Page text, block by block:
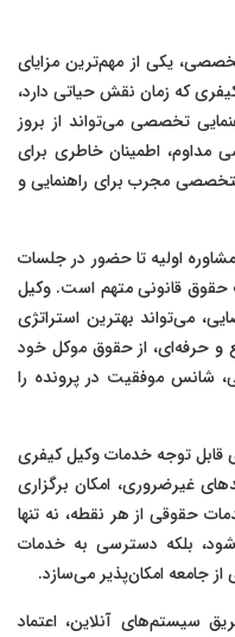
تخصصی، یکی از مهم‌ترین مزایای
که زمان نقش حیاتی دارد،
تخصصی می‌تواند از بروز
اطمینان خاطری برای
مجرب برای راهنمایی و
اولیه تا حضور در جلسات
حقوق قانونی متهم است. وکیل
می‌تواند بهترین استراتژی
و حرفه‌ای، از حقوق موکل خود
شانس موفقیت در پرونده را
قابل توجه خدمات وکیل کیفری
غیرضروری، امکان برگزاری
حقوقی از هر نقطه، نه تنها
بلکه دسترسی به خدمات
جامعه امکان‌پذیر می‌سازد.
سیستم‌های آنلاین، اعتماد